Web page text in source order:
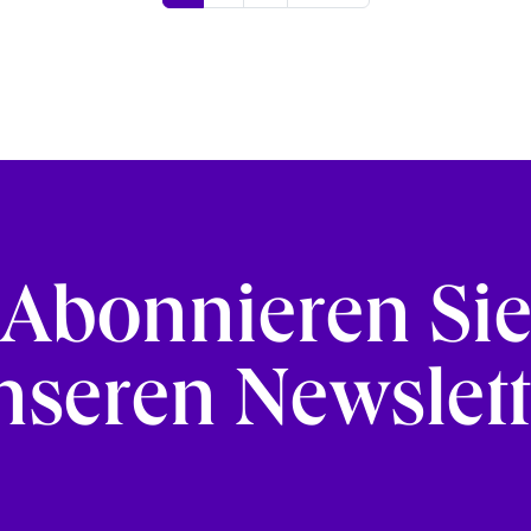
Abonnieren Sie